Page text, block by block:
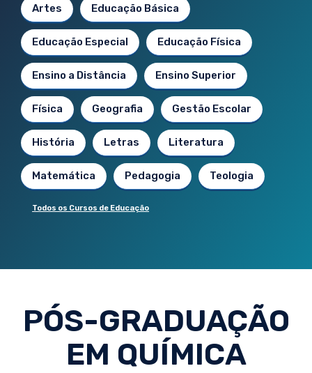
Artes Educação Básica
Educação Especial Educação Física
Ensino a Distância Ensino Superior
Física Geografia Gestão Escolar
História Letras Literatura
Matemática Pedagogia Teologia
Todos os Cursos de Educação
PÓS-GRADUAÇÃO
EM QUÍMICA